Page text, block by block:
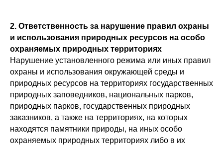
2. Ответственность за нарушение правил охраны
и использования природных ресурсов на особо
охраняемых природных территориях
Нарушение установленного режима или иных правил
охраны и использования окружающей среды и
природных ресурсов на территориях государственных
природных заповедников, национальных парков,
природных парков, государственных природных
заказников, а также на территориях, на которых
находятся памятники природы, на иных особо
охраняемых природных территориях либо в их